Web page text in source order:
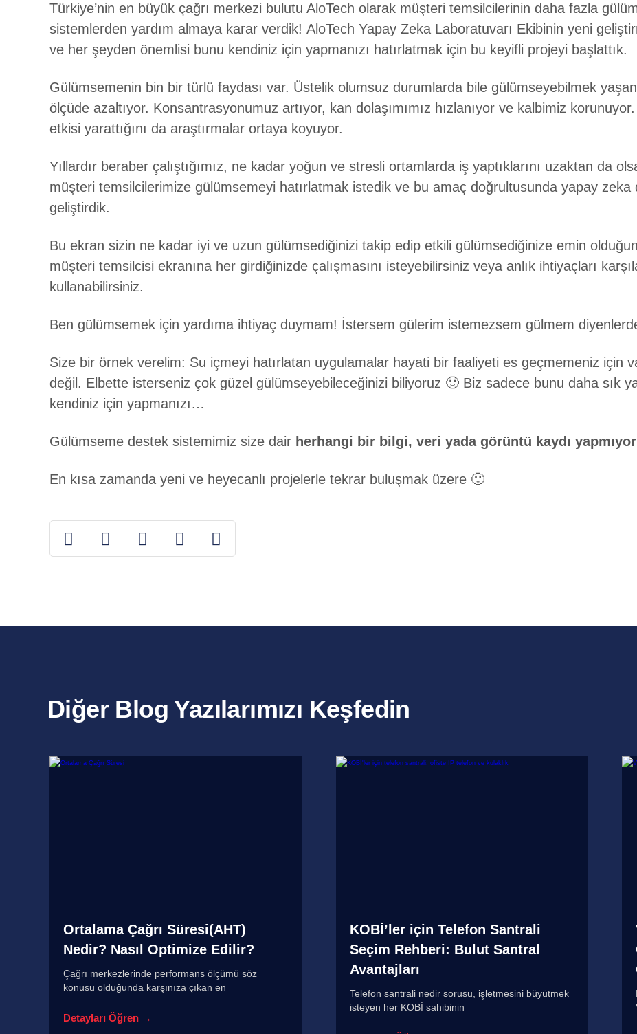
Türkiye’nin en büyük çağrı merkezi bulutu AloTech olarak müşteri temsilcilerinin daha fazla
sistemlerden yardım almaya karar verdik! AloTech Yapay Zeka Laboratuvarı Ekibinin yeni
ve her şeyden önemlisi bunu kendiniz için yapmanızı hatırlatmak için bu keyifli projeyi başlattık.
Gülümsemenin bin bir türlü faydası var. Üstelik olumsuz durumlarda bile gülümseyebilmek
ölçüde azaltıyor. Konsantrasyonumuz artıyor, kan dolaşımımız hızlanıyor ve kalbimiz
etkisi yarattığını da araştırmalar ortaya koyuyor.
Yıllardır beraber çalıştığımız, ne kadar yoğun ve stresli ortamlarda iş yaptıklarını uzaktan da
müşteri temsilcilerimize gülümsemeyi hatırlatmak istedik ve bu amaç doğrultusunda yapay zeka
geliştirdik.
Bu ekran sizin ne kadar iyi ve uzun gülümsediğinizi takip edip etkili gülümsediğinize emin
müşteri temsilcisi ekranına her girdiğinizde çalışmasını isteyebilirsiniz veya anlık ihtiyaçları
kullanabilirsiniz.
Ben gülümsemek için yardıma ihtiyaç duymam! İstersem gülerim istemezsem gülmem
Size bir örnek verelim: Su içmeyi hatırlatan uygulamalar hayati bir faaliyeti es geçmemeniz için
değil. Elbette isterseniz çok güzel gülümseyebileceğinizi biliyoruz 🙂 Biz sadece bunu daha sık
kendiniz için yapmanızı…
Gülümseme destek sistemimiz size dair herhangi bir bilgi, veri yada görüntü kaydı yapmıyor
En kısa zamanda yeni ve heyecanlı projelerle tekrar buluşmak üzere 🙂
Diğer Blog Yazılarımızı Keşfedin
Ortalama Çağrı Süresi(AHT)
Nedir? Nasıl Optimize Edilir?
Çağrı merkezlerinde performans ölçümü söz
konusu olduğunda karşınıza çıkan en
Detayları Öğren →
KOBİ’ler için Telefon Santrali
Seçim Rehberi: Bulut Santral
Avantajları
Telefon santrali nedir sorusu, işletmesini büyütmek
isteyen her KOBİ sahibinin